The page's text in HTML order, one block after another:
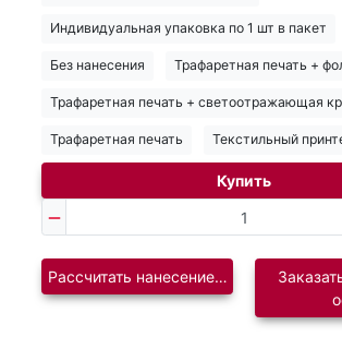
Индивидуальная упаковка по 1 шт в пакет
Без нанесения Трафаретная печать +
Трафаретная печать + светоотражающая
Трафаретная печать Текстильный
Купить
Рассчитать нанесение логотипа